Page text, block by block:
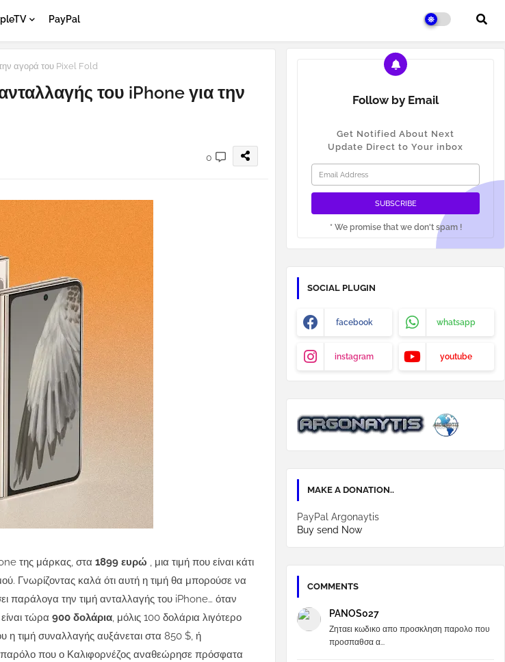
PayPal
αγορά του Pixel Fold
του iPhone για την
0
της μάρκας, στα 1899 ευρώ , μια τιμή που είναι κάτι
Γνωρίζοντας καλά ότι αυτή η τιμή θα μπορούσε να
παράλογα την τιμή ανταλλαγής του iPhone… όταν
τώρα 900 δολάρια, μόλις 100 δολάρια λιγότερο
η τιμή συναλλαγής αυξάνεται στα 850 $, ή
παρόλο που ο Καλιφορνέζος αναθεώρησε πρόσφατα
Follow by Email
Get Notified About Next
Update Direct to Your inbox
* We promise that we don't spam !
SOCIAL PLUGIN
facebook whatsapp
instagram youtube
MAKE A DONATION..
PayPal Argonaytis
Buy send Now
COMMENTS
PANOS027
Ζηταει κωδικο απο προσκληση παρολο που
προσπαθσα α...